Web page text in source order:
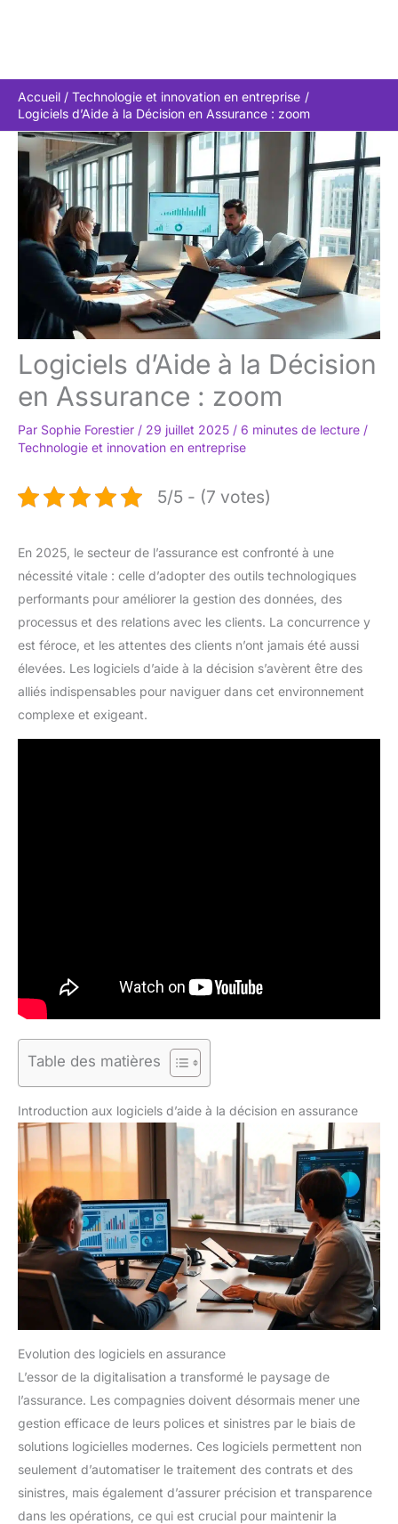
Accueil
Technologie et innovation en entreprise
Logiciels d’Aide à la Décision en Assurance : zoom
Logiciels d’Aide à la Décision
en Assurance : zoom
Par Sophie Forestier / 29 juillet 2025 / 6 minutes de lecture /
Technologie et innovation en entreprise
5/5 - (7 votes)
En 2025, le secteur de l’assurance est confronté à une
nécessité vitale : celle d’adopter des outils technologiques
performants pour améliorer la gestion des données, des
processus et des relations avec les clients. La concurrence y
est féroce, et les attentes des clients n’ont jamais été aussi
élevées. Les logiciels d’aide à la décision s’avèrent être des
alliés indispensables pour naviguer dans cet environnement
complexe et exigeant.
Table des matières
Introduction aux logiciels d’aide à la décision en assurance
Evolution des logiciels en assurance
L’essor de la digitalisation a transformé le paysage de
l’assurance. Les compagnies doivent désormais mener une
gestion efficace de leurs polices et sinistres par le biais de
solutions logicielles modernes. Ces logiciels permettent non
seulement d’automatiser le traitement des contrats et des
sinistres, mais également d’assurer précision et transparence
dans les opérations, ce qui est crucial pour maintenir la